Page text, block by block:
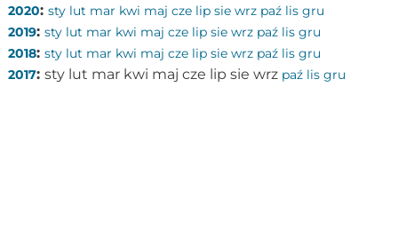
2020: sty lut mar kwi maj cze lip sie wrz paź lis gru
2019: sty lut mar kwi maj cze lip sie wrz paź lis gru
2018: sty lut mar kwi maj cze lip sie wrz paź lis gru
2017: sty lut mar kwi maj cze lip sie wrz paź lis gru